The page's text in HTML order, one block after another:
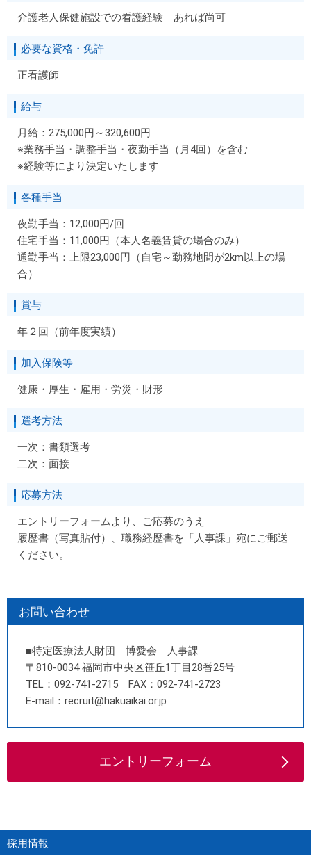
介護老人保健施設での看護経験 あれば尚可
必要な資格・免許
正看護師
給与
月給：275,000円～320,600円
※業務手当・調整手当・夜勤手当（月4回）を含む
※経験等により決定いたします
各種手当
夜勤手当：12,000円/回
住宅手当：11,000円（本人名義賃貸の場合のみ）
通勤手当：上限23,000円（自宅～勤務地間が2km以上の場
合）
賞与
年２回（前年度実績）
加入保険等
健康・厚生・雇用・労災・財形
選考方法
一次：書類選考
二次：面接
応募方法
エントリーフォームより、ご応募のうえ
履歴書（写真貼付）、職務経歴書を「人事課」宛にご郵送
ください。
お問い合わせ
■特定医療法人財団 博愛会 人事課
〒810-0034 福岡市中央区笹丘1丁目28番25号
TEL：092-741-2715 FAX：092-741-2723
E-mail：recruit@hakuaikai.or.jp
エントリーフォーム
採用情報